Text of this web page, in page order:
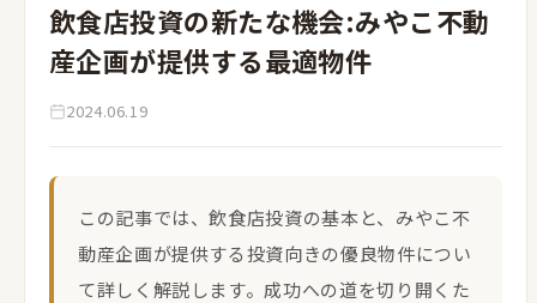
飲食店投資の新たな機会:みやこ不動
産企画が提供する最適物件
2024.06.19
この記事では、飲食店投資の基本と、みやこ不
動産企画が提供する投資向きの優良物件につい
て詳しく解説します。成功への道を切り開くた